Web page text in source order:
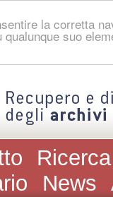
la corretta
suo
News